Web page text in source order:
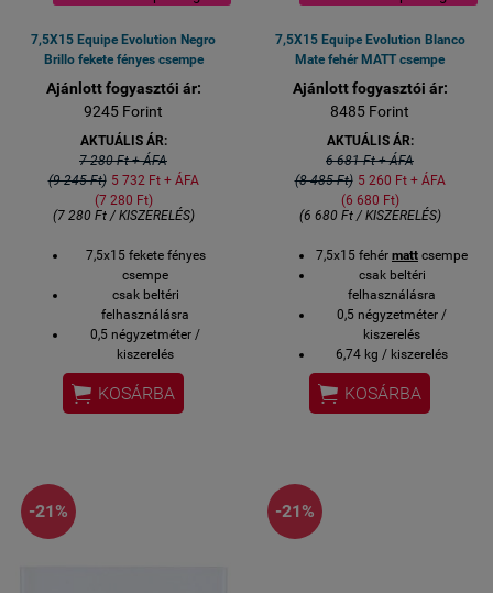
7,5X15 Equipe Evolution Negro
Brillo fekete fényes csempe
Ajánlott fogyasztói ár:
9245 Forint
AKTUÁLIS ÁR:
7 280 Ft + ÁFA
(9 245 Ft) 5 732 Ft + ÁFA
(7 280 Ft)
(7 280 Ft / KISZERELÉS)
7,5x15 fekete fényes
csempe
csak beltéri
felhasználásra
0,5 négyzetméter /
kiszerelés
6,74 kg / kiszerelés
44 darab / kiszerelés
közvetlen gyári import
 KOSÁRBA
7,5X15 Equipe Evolution Blanco
Mate fehér MATT csempe
Ajánlott fogyasztói ár:
8485 Forint
AKTUÁLIS ÁR:
6 681 Ft + ÁFA
(8 485 Ft) 5 260 Ft + ÁFA
(6 680 Ft)
(6 680 Ft / KISZERELÉS)
7,5x15 fehér matt csempe
csak beltéri
felhasználásra
0,5 négyzetméter /
kiszerelés
6,74 kg / kiszerelés
44 darab / kiszerelés
közvetlen gyári import
készlethiány esetén 2,5-3
 KOSÁRBA
-21% -21%